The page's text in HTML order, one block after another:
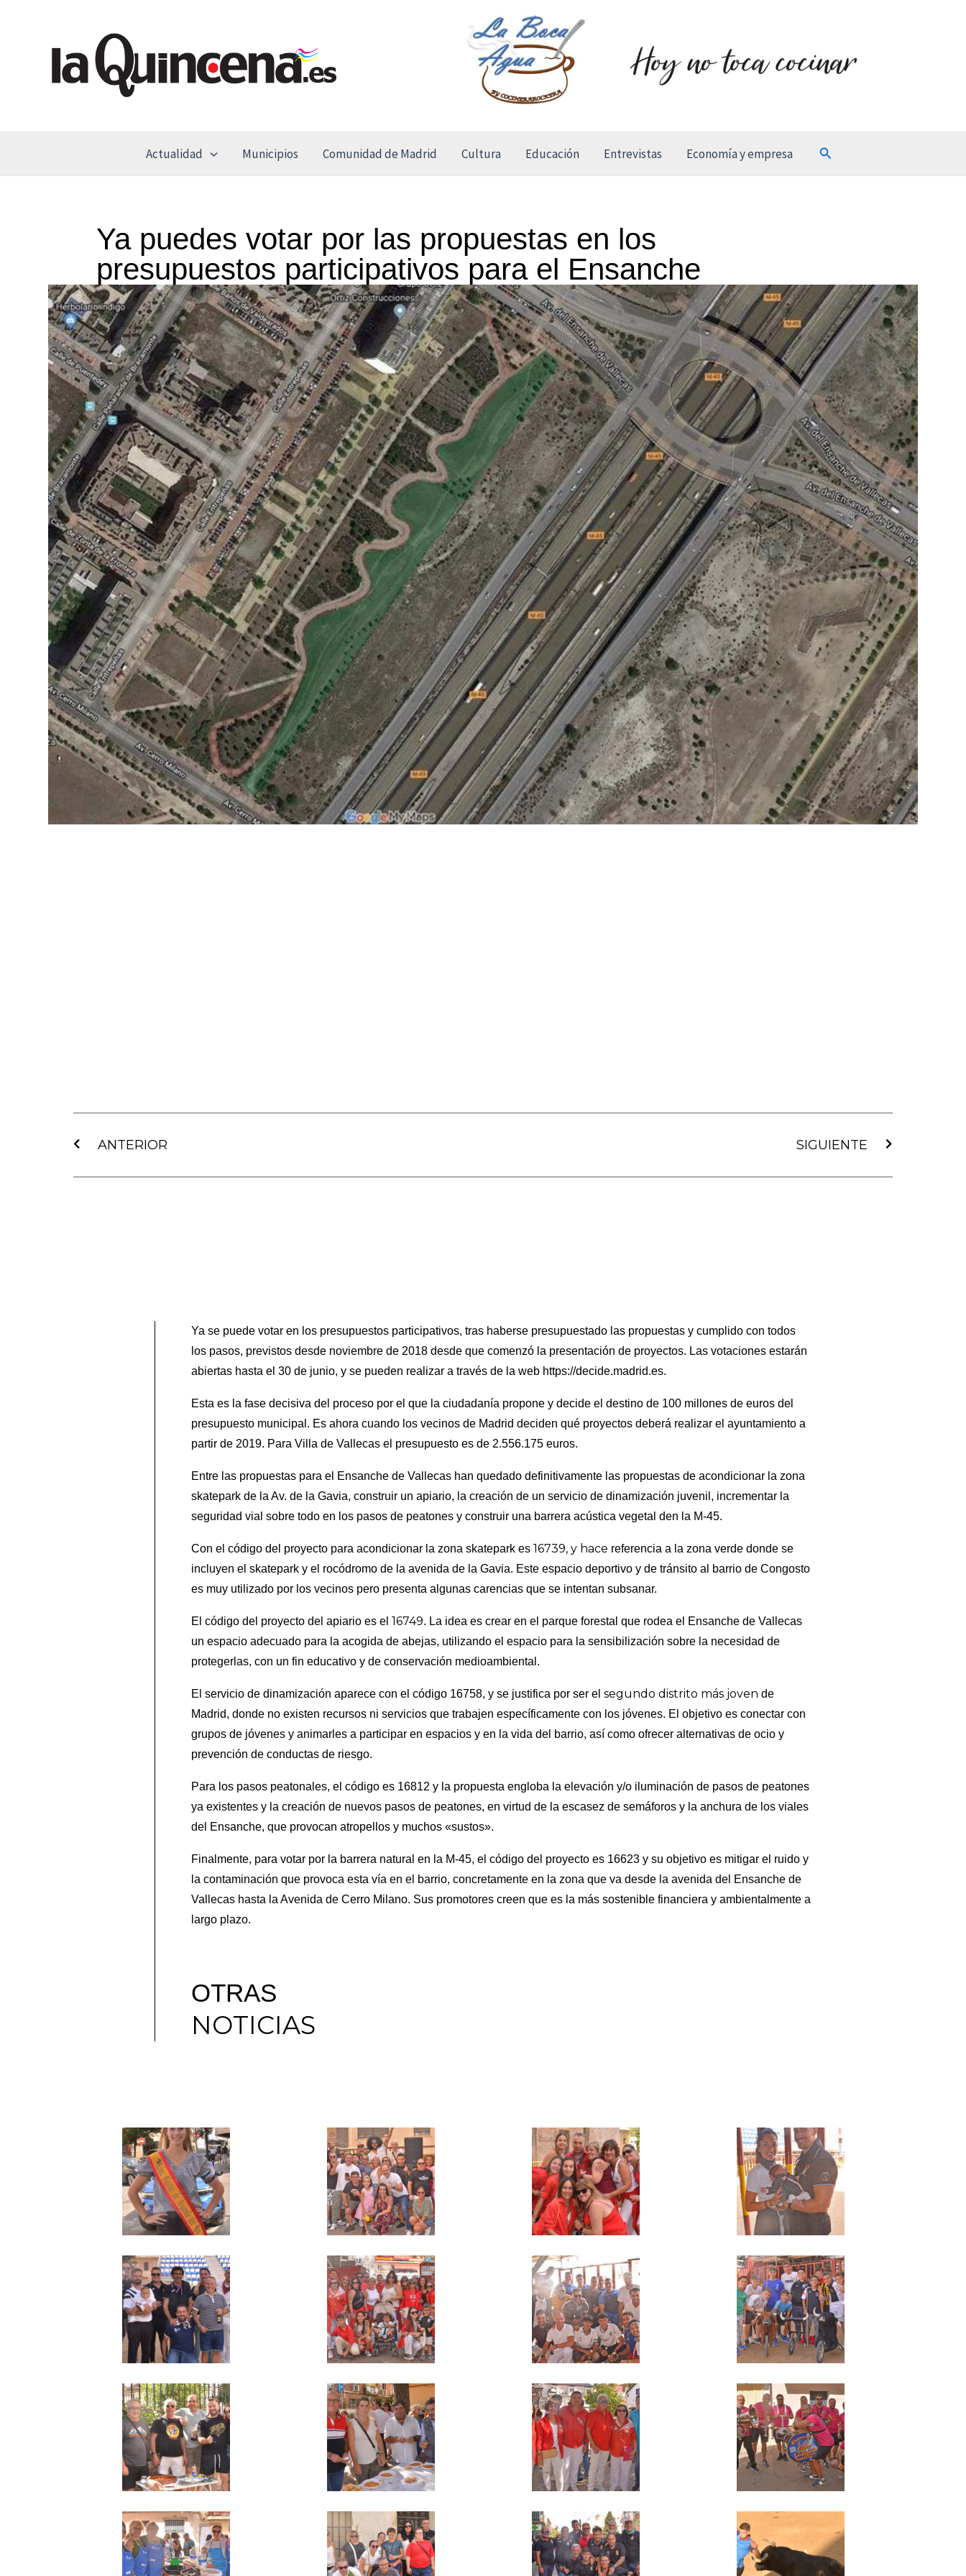
contenido
Actualidad Municipios Comunidad de Madrid Cultura Educación Entrevistas Economía y empresa Buscar
Ya puedes votar por las propuestas en los
presupuestos participativos para el Ensanche
ANTERIOR SIGUIENTE
Ya se puede votar en los presupuestos participativos, tras haberse presupuestado las propuestas y cumplido con todos
los pasos, previstos desde noviembre de 2018 desde que comenzó la presentación de proyectos. Las votaciones estarán
abiertas hasta el 30 de junio, y se pueden realizar a través de la web https://decide.madrid.es.
Esta es la fase decisiva del proceso por el que la ciudadanía propone y decide el destino de 100 millones de euros del
presupuesto municipal. Es ahora cuando los vecinos de Madrid deciden qué proyectos deberá realizar el ayuntamiento a
partir de 2019. Para Villa de Vallecas el presupuesto es de 2.556.175 euros.
Entre las propuestas para el Ensanche de Vallecas han quedado definitivamente las propuestas de acondicionar la zona
skatepark de la Av. de la Gavia, construir un apiario, la creación de un servicio de dinamización juvenil, incrementar la
seguridad vial sobre todo en los pasos de peatones y construir una barrera acústica vegetal den la M-45.
Con el código del proyecto para acondicionar la zona skatepark es16739, y hace referencia a la zona verde donde se
incluyen el skatepark y el rocódromo de la avenida de la Gavia. Este espacio deportivo y de tránsito al barrio de Congosto
es muy utilizado por los vecinos pero presenta algunas carencias que se intentan subsanar.
El código del proyecto del apiario es el16749. La idea es crear en el parque forestal que rodea el Ensanche de Vallecas
un espacio adecuado para la acogida de abejas, utilizando el espacio para la sensibilización sobre la necesidad de
protegerlas, con un fin educativo y de conservación medioambiental.
El servicio de dinamización aparece con el código 16758, y se justifica por ser elsegundo distrito más joven de
Madrid, donde no existen recursos ni servicios que trabajen específicamente con los jóvenes. El objetivo es conectar con
grupos de jóvenes y animarles a participar en espacios y en la vida del barrio, así como ofrecer alternativas de ocio y
prevención de conductas de riesgo.
Para los pasos peatonales, el código es 16812 y la propuesta engloba la elevación y/o iluminación de pasos de peatones
ya existentes y la creación de nuevos pasos de peatones, en virtud de la escasez de semáforos y la anchura de los viales
del Ensanche, que provocan atropellos y muchos «sustos».
Finalmente, para votar por la barrera natural en la M-45, el código del proyecto es 16623 y su objetivo es mitigar el ruido y
la contaminación que provoca esta vía en el barrio, concretamente en la zona que va desde la avenida del Ensanche de
Vallecas hasta la Avenida de Cerro Milano. Sus promotores creen que es la más sostenible financiera y ambientalmente a
largo plazo.
OTRAS
NOTICIAS